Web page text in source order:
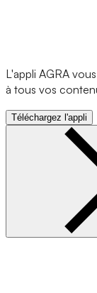
L'appli AGRA
à tous vos
Téléchargez l'appli